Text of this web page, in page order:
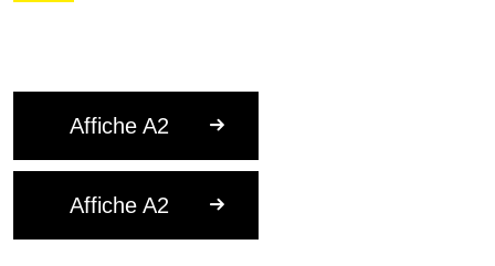
Affiche A2
Affiche A2